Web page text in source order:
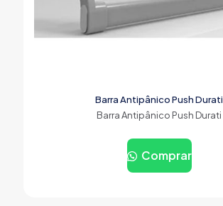
Barra Antipânico Push Durati
Barra Antipânico Push Durati
Comprar